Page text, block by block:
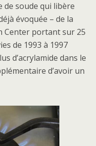
soude qui libère
évoquée – de la
Center portant sur 25
de 1993 à 1997
d’acrylamide dans le
d’avoir un